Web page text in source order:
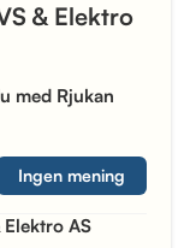
& Elektro
med Rjukan
Ingen mening
AS